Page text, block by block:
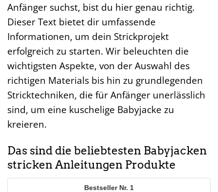
Anfänger suchst, bist du hier genau richtig.
Dieser Text bietet dir umfassende
Informationen, um dein Strickprojekt
erfolgreich zu starten. Wir beleuchten die
wichtigsten Aspekte, von der Auswahl des
richtigen Materials bis hin zu grundlegenden
Stricktechniken, die für Anfänger unerlässlich
sind, um eine kuschelige Babyjacke zu
kreieren.
Das sind die beliebtesten Babyjacken
stricken Anleitungen Produkte
1